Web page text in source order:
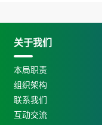
关于我们
本局职责
组织架构
联系我们
互动交流